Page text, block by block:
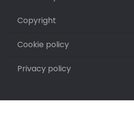
Copyright
Cookie policy
Privacy policy